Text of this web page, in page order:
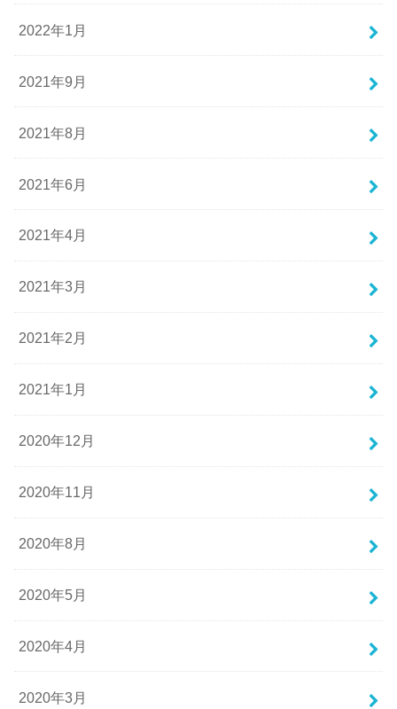
2022年1月
2021年9月
2021年8月
2021年6月
2021年4月
2021年3月
2021年2月
2021年1月
2020年12月
2020年11月
2020年8月
2020年5月
2020年4月
2020年3月